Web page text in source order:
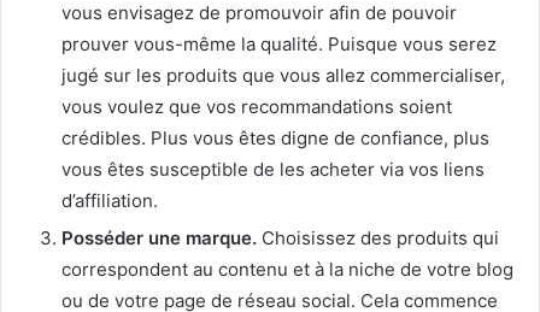
vous envisagez de promouvoir afin de pouvoir
prouver vous-même la qualité. Puisque vous serez
jugé sur les produits que vous allez commercialiser,
vous voulez que vos recommandations soient
crédibles. Plus vous êtes digne de confiance, plus
vous êtes susceptible de les acheter via vos liens
d’affiliation.
Posséder une marque. Choisissez des produits qui
correspondent au contenu et à la niche de votre blog
ou de votre page de réseau social. Cela commence